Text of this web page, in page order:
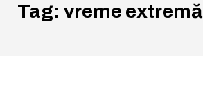
Tag: vreme extremă